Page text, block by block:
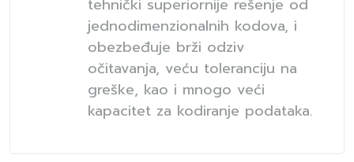
tehnički superiornije rešenje od
jednodimenzionalnih kodova, i
obezbeđuje brži odziv
očitavanja, veću toleranciju na
greške, kao i mnogo veći
kapacitet za kodiranje podataka.